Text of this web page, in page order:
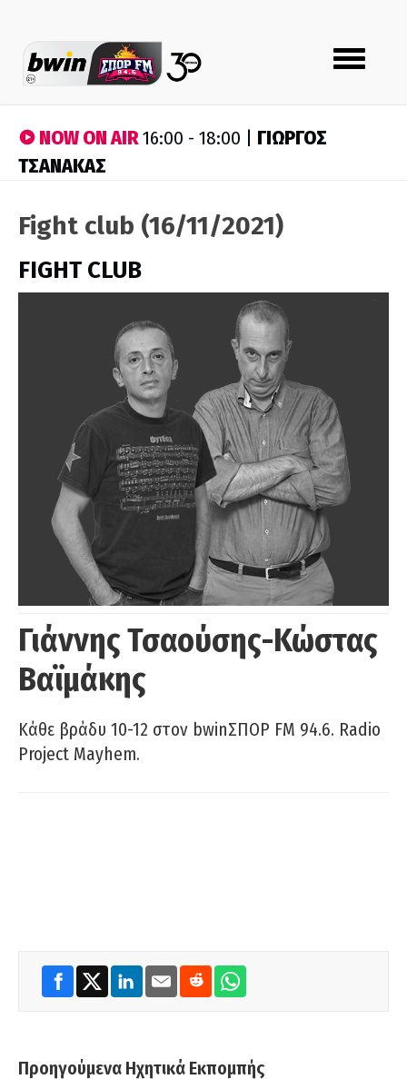
Toggle
navigation
NOW ON AIR16:00 - 18:00 | ΓΙΩΡΓΟΣ
ΤΣΑΝΑΚΑΣ
Fight club (16/11/2021)
FIGHT CLUB
Γιάννης Τσαούσης-Κώστας
Βαϊμάκης
Κάθε βράδυ 10-12 στον bwinΣΠΟΡ FM 94.6. Radio
Project Mayhem.
Προηγούμενα Ηχητικά Εκπομπής